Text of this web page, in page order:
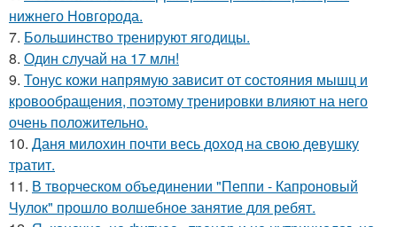
нижнего Новгорода.
7. Большинство тренируют ягодицы.
8. Один случай на 17 млн!
9. Тонус кожи напрямую зависит от состояния мышц и
кровообращения, поэтому тренировки влияют на него
очень положительно.
10. Даня милохин почти весь доход на свою девушку
тратит.
11. В творческом объединении "Пеппи - Капроновый
Чулок" прошло волшебное занятие для ребят.